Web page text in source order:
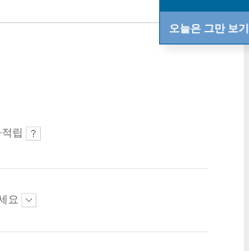
오늘은 그만 보기
립
요